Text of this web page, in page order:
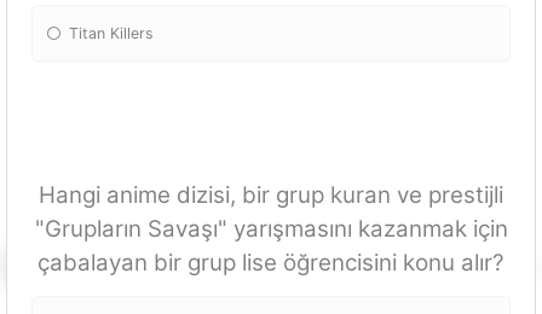
Titan Killers
Hangi anime dizisi, bir grup kuran ve prestijli
"Grupların Savaşı" yarışmasını kazanmak için
çabalayan bir grup lise öğrencisini konu alır?